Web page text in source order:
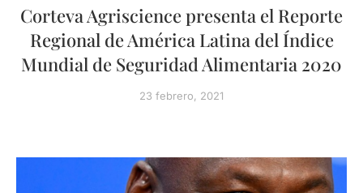
Corteva Agriscience presenta el Reporte
Regional de América Latina del Índice
Mundial de Seguridad Alimentaria 2020
23 febrero, 2021